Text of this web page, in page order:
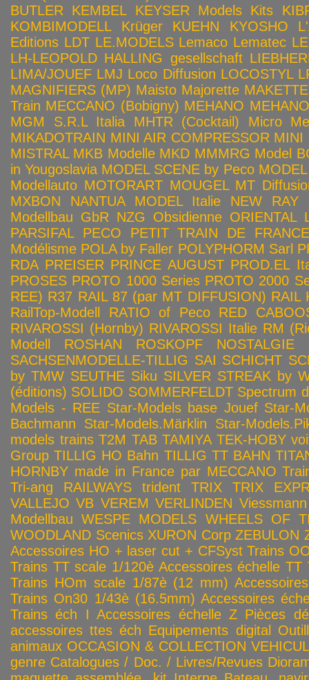
BUTLER
KEMBEL KEYSER Models Kits
KOMBIMODELL
Krüger KUEHN KYOSHO
Editions LDT LE.MODELS Lemaco Lematec
LH-LEOPOLD HALLING gesellschaft
LIMA/JOUEF LMJ Loco Diffusion LOCOSTYL
MAGNIFIERS (MP) Maisto Majorette MAKETTE
Train MECCANO (Bobigny) MEHANO
MGM S.R.L Italia
MHTR (Cocktail)
Micro
MIKADOTRAIN MINI AIR COMPRESSOR MINI
MISTRAL MKB Modelle MKD MMMRG Model
in Yougoslavia MODEL SCENE by Peco
Modellauto MOTORART MOUGEL MT
MXBON
NANTUA MODEL Italie NEW RAY
Modellbau GbR NZG Obsidienne ORIENTAL
PARSIFAL
PECO
PETIT TRAIN DE FRANCE
Modélisme POLA by Faller POLYPHORM Sarl
RDA PREISER PRINCE AUGUST PROD.EL
PROSES PROTO 1000 Series PROTO 2000
REE) R37 RAIL 87 (par MT DIFFUSION) RAIL
RailTop-Modell
RATIO of Peco
RED
RIVAROSSI (Hornby) RIVAROSSI Italie RM
Modell
ROSHAN ROSKOPF NOSTALGIE
SACHSENMODELLE-TILLIG SAI SCHICHT
by TMW SEUTHE Siku SILVER STREAK by
(éditions) SOLIDO SOMMERFELDT Spectrum
Models - REE Star-Models base Jouef Star-
Bachmann
Star-Models.Märklin
Star-
models trains T2M TAB TAMIYA TEK-HOBY
Group TILLIG HO Bahn TILLIG TT BAHN
HORNBY made in France par MECCANO
Tri-ang RAILWAYS
trident TRIX
TRIX
VALLEJO VB VEREM VERLINDEN Viessmann
Modellbau WESPE MODELS WHEELS OF
WOODLAND Scenics XURON Corp ZEBULON
Accessoires HO + laser cut + CFSyst Trains
Trains TT scale 1/120è Accessoires échelle TT
Trains HOm scale 1/87è (12 mm)
Trains On30 1/43è (16.5mm) Accessoires
Trains éch I Accessoires échelle Z Pièces
accessoires ttes éch Equipements digital
animaux OCCASION & COLLECTION
genre Catalogues / Doc. / Livres/Revues